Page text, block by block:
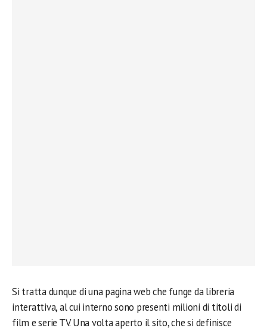
Si tratta dunque di una pagina web che funge da libreria
interattiva, al cui interno sono presenti milioni di titoli di
film e serie TV. Una volta aperto il sito, che si definisce